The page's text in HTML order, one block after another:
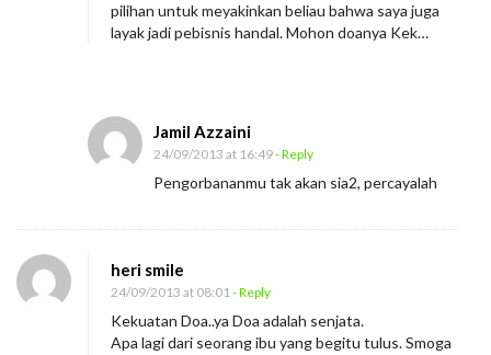
pilihan untuk meyakinkan beliau bahwa saya juga
layak jadi pebisnis handal. Mohon doanya Kek…
Jamil Azzaini
24/09/2013 at 16:49- Reply
Pengorbananmu tak akan sia2, percayalah
heri smile
24/09/2013 at 08:01- Reply
Kekuatan Doa..ya Doa adalah senjata.
Apa lagi dari seorang ibu yang begitu tulus. Smoga